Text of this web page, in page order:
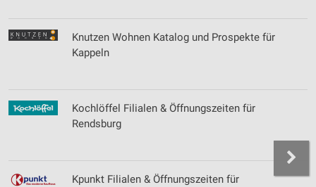
Knutzen Wohnen Katalog und Prospekte für
Kappeln
Kochlöffel Filialen & Öffnungszeiten für
Rendsburg
Kpunkt Filialen & Öffnungszeiten für